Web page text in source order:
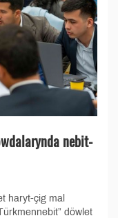
nebit-
haryt-çig mal
döwlet